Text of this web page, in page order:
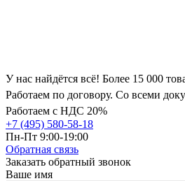
У нас найдётся всё! Более 15 000
Работаем по договору. Со всеми
Работаем с НДС 20%
+7 (495) 580-58-18
Пн-Пт 9:00-19:00
Обратная связь
Заказать обратный звонок
Ваше имя